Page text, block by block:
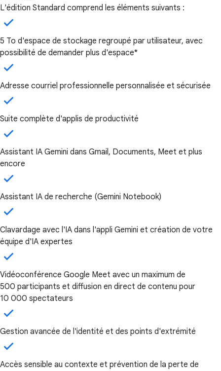
L'édition Standard comprend les éléments suivants :
5 To d'espace de stockage regroupé par utilisateur, avec
possibilité de demander plus d'espace*
Adresse courriel professionnelle personnalisée et sécurisée
Suite complète d'applis de productivité
Assistant IA Gemini dans Gmail, Documents, Meet et plus
encore
Assistant IA de recherche (Gemini Notebook)
Clavardage avec l'IA dans l'appli Gemini et création de votre
équipe d'IA expertes
Vidéoconférence Google Meet avec un maximum de
500 participants et diffusion en direct de contenu pour
10 000 spectateurs
Gestion avancée de l'identité et des points d'extrémité
Accès sensible au contexte et prévention de la perte de